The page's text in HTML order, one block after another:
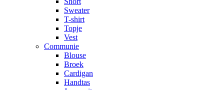
Sweater
T-shirt
Topje
Vest
Communie
Blouse
Broek
Cardigan
Handtas